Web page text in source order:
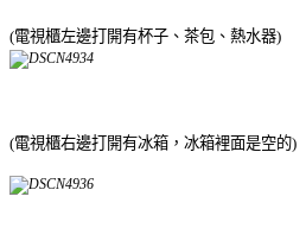
(電視櫃左邊打開有杯子、茶包、熱水器)
(電視櫃右邊打開有冰箱，冰箱裡面是空的)